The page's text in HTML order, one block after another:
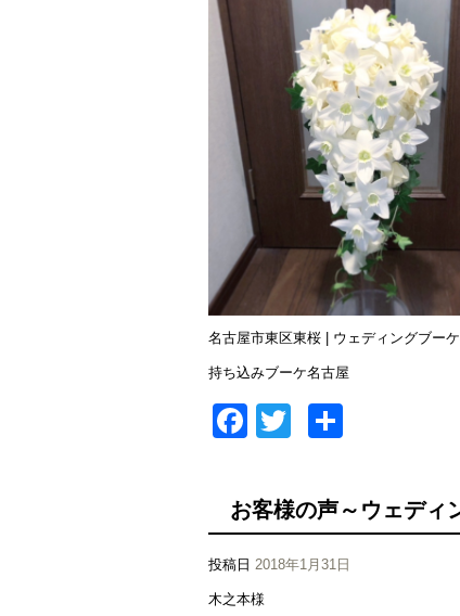
名古屋市東区東桜 | ウェディングブー
持ち込みブーケ名古屋
Facebook
Twitter
お客様の声～ウェディ
投稿日 2018年1月31日
木之本様